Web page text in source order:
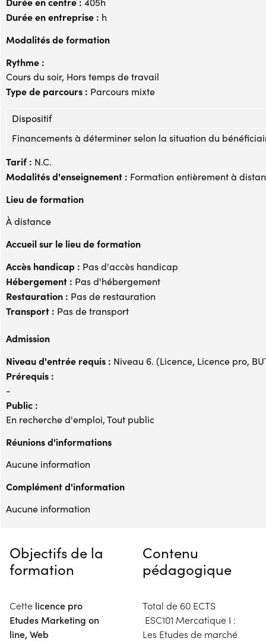
Durée en entreprise : h
Modalités de formation
Rythme :
Cours du soir, Hors temps de travail
Type de parcours : Parcours mixte
Dispositif
Financements à déterminer selon la situation du
Tarif : N.C.
Modalités d'enseignement : Formation entièrement à
Lieu de formation
À distance
Accueil sur le lieu de formation
Accès handicap : Pas d'accès handicap
Hébergement : Pas d'hébergement
Restauration : Pas de restauration
Transport : Pas de transport
Admission
Niveau d'entrée requis : Niveau 6. (Licence, Licence pro,
Prérequis :
-
Public :
En recherche d'emploi, Tout public
Réunions d'informations
Aucune information
Complément d'information
Aucune information
Objectifs de la
formation
Cette licence pro
Etudes Marketing on
line, Web
Contenu
pédagogique
Total de 60 ECTS
ESC101 Mercatique I :
Les Etudes de marché